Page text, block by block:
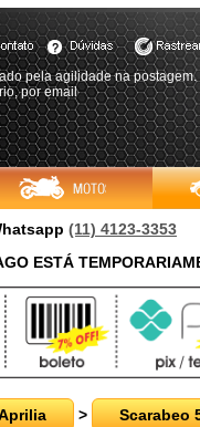
pela agilidade na postagem.
por email
(11) 4123-3353
ESTÁ
> Scarabeo